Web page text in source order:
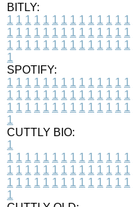
BITLY:
1 1 1 1 1 1 1 1 1 1 1 1 1 1
1 1 1 1 1 1 1 1 1 1 1 1 1 1
1 1 1 1 1 1 1 1 1 1 1 1 1 1
1
SPOTIFY:
1 1 1 1 1 1 1 1 1 1 1 1 1 1
1 1 1 1 1 1 1 1 1 1 1 1 1 1
1 1 1 1 1 1 1 1 1 1 1 1 1 1
1
CUTTLY BIO:
1
1 1 1 1 1 1 1 1 1 1 1 1 1 1
1 1 1 1 1 1 1 1 1 1 1 1 1 1
1 1 1 1 1 1 1 1 1 1 1 1 1 1
1